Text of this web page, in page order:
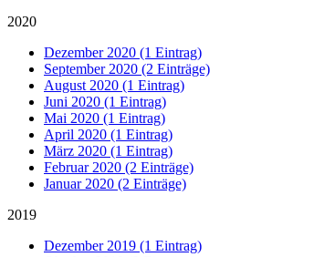
2020
Dezember 2020 (1 Eintrag)
September 2020 (2 Einträge)
August 2020 (1 Eintrag)
Juni 2020 (1 Eintrag)
Mai 2020 (1 Eintrag)
April 2020 (1 Eintrag)
März 2020 (1 Eintrag)
Februar 2020 (2 Einträge)
Januar 2020 (2 Einträge)
2019
Dezember 2019 (1 Eintrag)